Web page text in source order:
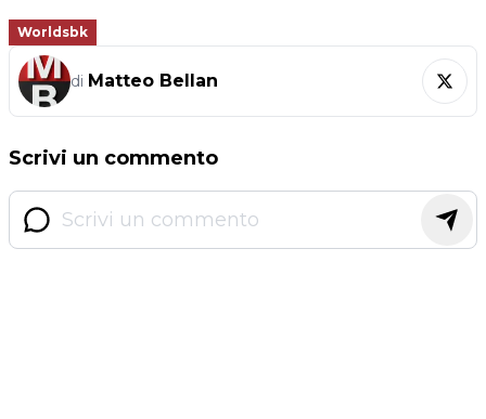
Worldsbk
di Matteo Bellan
Scrivi un commento